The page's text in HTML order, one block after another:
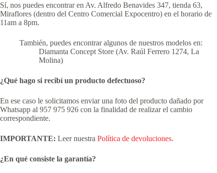
Sí, nos puedes encontrar en Av. Alfredo Benavides 347, tienda 63,
Miraflores (dentro del Centro Comercial Expocentro) en el horario de
11am a 8pm.
También, puedes encontrar algunos de nuestros modelos en:
Diamanta Concept Store (Av. Raúl Ferrero 1274, La
Molina)
¿Qué hago si recibí un producto defectuoso?
En ese caso le solicitamos enviar una foto del producto dañado por
Whatsapp al 957 975 926 con la finalidad de realizar el cambio
correspondiente.
IMPORTANTE: Leer nuestra Política de devoluciones.
¿En qué consiste la garantía?